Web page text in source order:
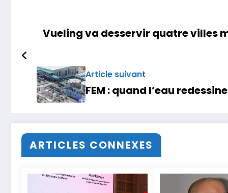
Vueling va desservir quatre villes
Article suivant
FEM : quand l’eau
ARTICLES CONNEXES